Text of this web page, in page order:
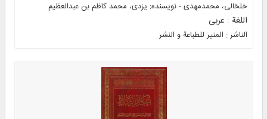
خلخالی، محمدمهدی - نویسنده: یزدی، محمد کاظم بن عبدالعظیم
اللغة : عربی
الناشر : المنير للطباعة و النشر